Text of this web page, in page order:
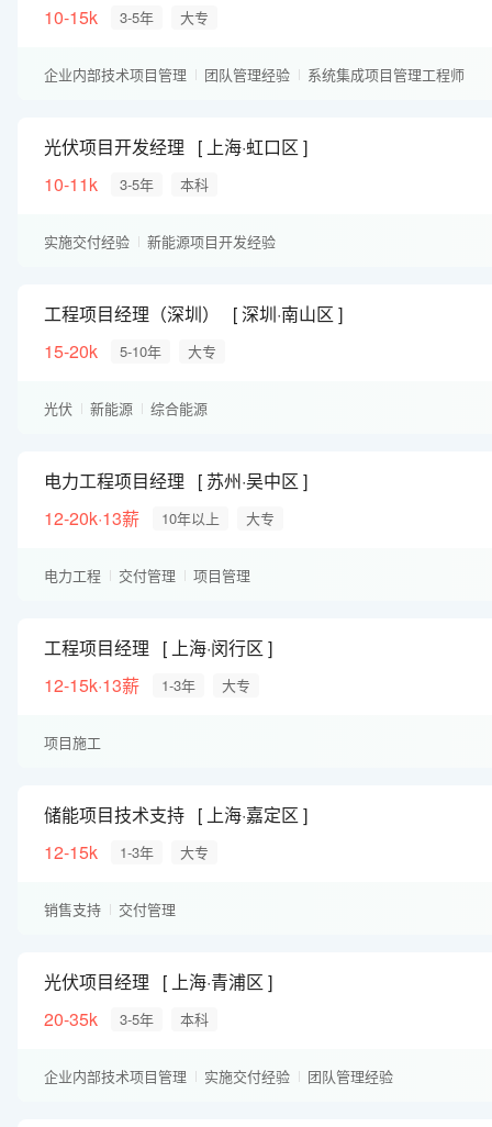
10-15k
3-5年 大专
企业内部技术项目管理 团队管理经验 系统集成项目管理工程师
光伏项目开发经理
上海·虹口区
10-11k
3-5年 本科
实施交付经验 新能源项目开发经验
工程项目经理（深圳）
深圳·南山区
15-20k
5-10年 大专
光伏 新能源 综合能源
电力工程项目经理
苏州·吴中区
12-20k·13薪
10年以上 大专
电力工程 交付管理 项目管理
工程项目经理
上海·闵行区
12-15k·13薪
1-3年 大专
项目施工
储能项目技术支持
上海·嘉定区
12-15k
1-3年 大专
销售支持 交付管理
光伏项目经理
上海·青浦区
20-35k
3-5年 本科
企业内部技术项目管理 实施交付经验 团队管理经验